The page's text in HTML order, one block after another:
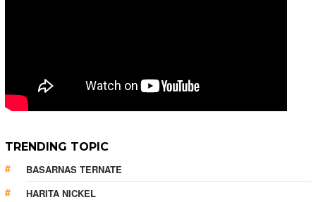
TRENDING TOPIC
BASARNAS TERNATE
HARITA NICKEL